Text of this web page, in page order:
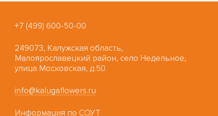
+7 (499) 600-50-00
249073, Калужская область,
Малоярославецкий район, село Недельное,
улица Московская, д.50
info@kalugaflowers.ru
Информация по СОУТ